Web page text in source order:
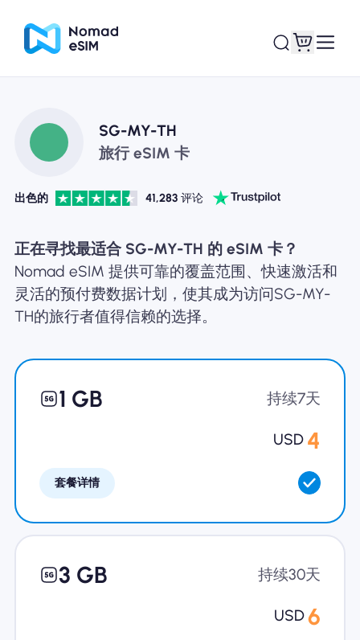
登录 / 注册
关于 eSIM
SG-MY-TH
旅行 eSIM 卡
出色的 41,283 评论
正在寻找最适合 SG-MY-TH 的 eSIM 卡？
Nomad eSIM 提供可靠的覆盖范围、快速激活和
灵活的预付费数据计划，使其成为访问SG-MY-
TH的旅行者值得信赖的选择。
1 GB 持续7天
USD 4
套餐详情
3 GB 持续30天
USD 6